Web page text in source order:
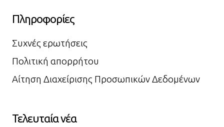
Πληροφορίες
Συχνές ερωτήσεις
Πολιτική απορρήτου
Αίτηση Διαχείρισης Προσωπικών Δεδομένων
Τελευταία νέα